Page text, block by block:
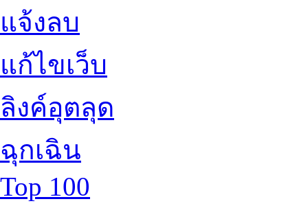
แจ้งลบ
แก้ไขเว็บ
ลิงค์อุตลุด
ฉุกเฉิน
Top 100